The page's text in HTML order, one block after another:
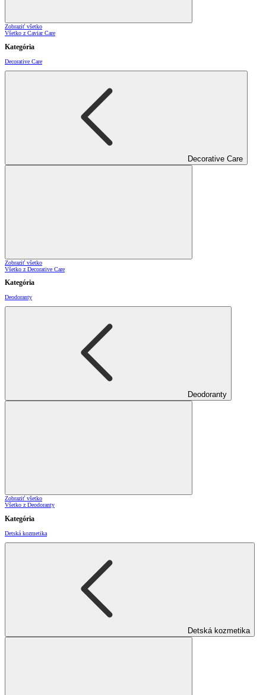
Zobraziť všetko
Všetko z Caviar Care
Kategória
Decorative Care
Decorative Care
Zobraziť všetko
Všetko z Decorative Care
Kategória
Deodoranty
Deodoranty
Zobraziť všetko
Všetko z Deodoranty
Kategória
Detská kozmetika
Detská kozmetika